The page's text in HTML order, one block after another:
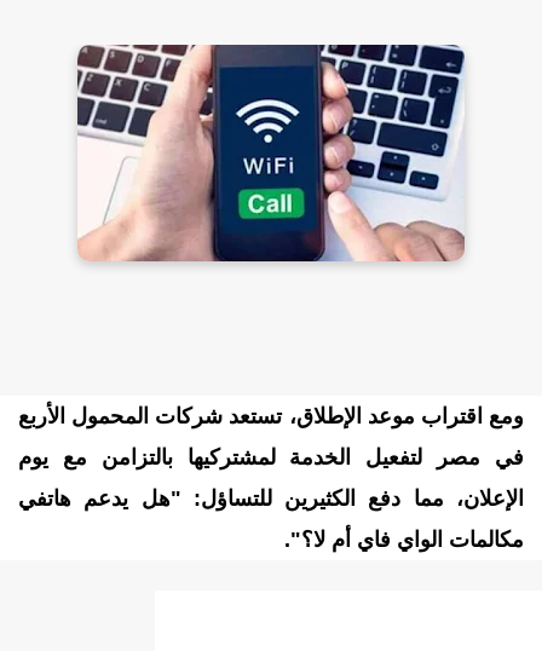
اقتراب موعد الإطلاق، تستعد شركات المحمول الأربع
مصر لتفعيل الخدمة لمشتركيها بالتزامن مع يوم
مما دفع الكثيرين للتساؤل: "هل يدعم هاتفي
الواي فاي أم لا؟".